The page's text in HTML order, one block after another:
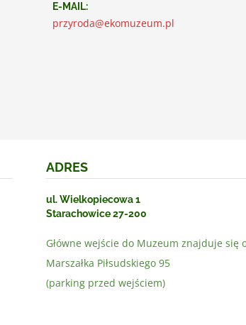
E-MAIL:
przyroda@ekomuzeum.pl
ADRES
ul. Wielkopiecowa 1
Starachowice 27-200
Główne wejście do Muzeum znajduje się
Marszałka Piłsudskiego 95
(parking przed wejściem)